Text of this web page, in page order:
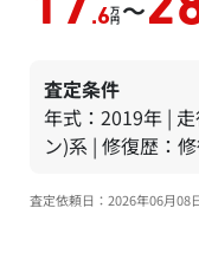
.6万
円 ～
査定条件
年式：2019年 |
ン)系 | 修復歴：
査定依頼日：2026年06月08